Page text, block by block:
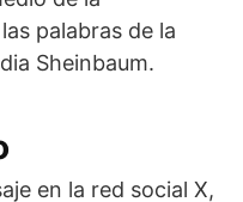
palabras de la
Sheinbaum.
en la red social X,